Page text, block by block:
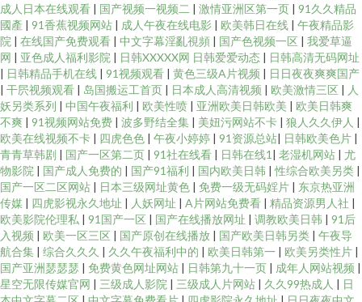
成人日本在线观看 | 国产视频一视频二 | 激情亚洲区第一页 | 91久久精品
國產 | 91香蕉视频网站 | 成人午夜在线电影 | 欧美韩日在线 | 午夜精品影
院 | 在线国产免费观看 | 中文字幕淫亂視頻 | 国产色视频一区 | 我爱草逼
网 | 亚色成人福利影院 | 日韩XXXXX网 日韩爱爱动态 | 日韩高清无码网址
| 日韩精品手机在线 | 91视频观看 | 黄色三级A片视频 | 日日夜夜爽爽国产
| 干屄视频观看 | 岛国搬运工首页 | 日本成人高清视频 | 欧美激情三区 | 人
妖另类系列 | 中国午夜福利 | 欧美性喷 | 亚洲欧美日韩欧美 | 欧美日韩爽
不爽 | 91视频网站免费 | 波多野结全集 | 美妞污网站不卡 | 狼人久久伊人 |
欧美在线视频不卡 | 四虎色色 | 午夜小婷婷 | 91资源总站| 日韩欧美色片 |
青青草韩剧 | 国产一区第二页 | 91社在线看 | 日韩在线1 | 老湿机网站 | 尤
物影院 | 国产成人免费的 | 国产91福利 | 国内欧美日韩 |性综合欧美另类 |
国产一区二区网站 | 日本三级网址黄色 | 免费一级无码婬片 | 东京热亚洲
传媒 | 四虎影视永久地址 | 人妖网址 | A片网站免费看 | 精品资源男人社 |
欧美影院伦理私 | 91国产一区 | 国产在线播放网址 | 调教欧美日韩 | 91后
入视频 | 欧美一区三区 | 国产原创在线播放 | 国产欧美日韩另类 | 午夜导
航合集 | 综合久久久 | 久久午夜福利中的 | 欧美日韩第一 | 欧美另类性片 |
国产亚洲瑟瑟瑟 | 免费黄色网址网站 | 日韩第九十一页 | 成年人网站视频 |
星空无限传媒官网 | 三级成人影院 | 三级成人片网站 | 久久99热成人 | 日